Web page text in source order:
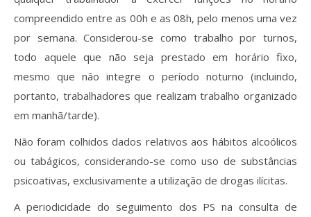
compreendido entre as 00h e as 08h, pelo menos uma vez
por semana. Considerou-se como trabalho por turnos,
todo aquele que não seja prestado em horário fixo,
mesmo que não integre o período noturno (incluindo,
portanto, trabalhadores que realizam trabalho organizado
em manhã/tarde).
Não foram colhidos dados relativos aos hábitos alcoólicos
ou tabágicos, considerando-se como uso de substâncias
psicoativas, exclusivamente a utilização de drogas ilícitas.
A periodicidade do seguimento dos PS na consulta de